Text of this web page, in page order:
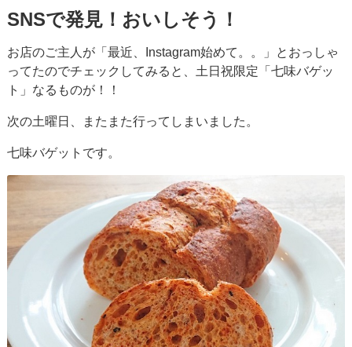
SNSで発見！おいしそう！
お店のご主人が「最近、Instagram始めて。。」とおっしゃ
ってたのでチェックしてみると、土日祝限定「七味バゲッ
ト」なるものが！！
次の土曜日、またまた行ってしまいました。
七味バゲットです。